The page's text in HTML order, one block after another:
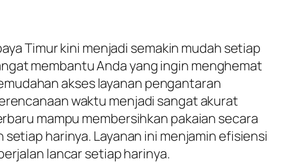
Timur kini menjadi semakin mudah setiap
membantu Anda yang ingin menghemat
akses layanan pengantaran
waktu menjadi sangat akurat
mampu membersihkan pakaian secara
harinya. Layanan ini menjamin efisiensi
lancar setiap harinya.